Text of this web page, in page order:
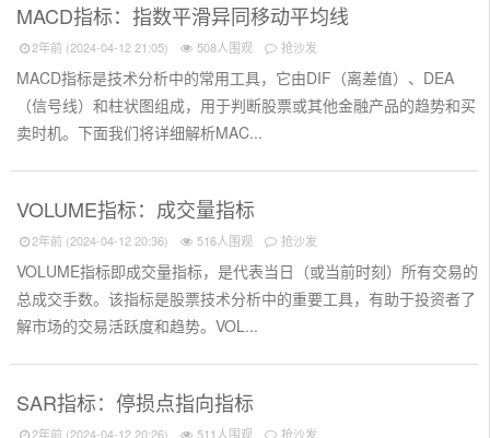
MACD指标：指数平滑异同移动平均线
2年前 (2024-04-12 21:05) 508人围观 抢沙发
MACD指标是技术分析中的常用工具，它由DIF（离差值）、DEA
（信号线）和柱状图组成，用于判断股票或其他金融产品的趋势和买
卖时机。下面我们将详细解析MAC...
VOLUME指标：成交量指标
2年前 (2024-04-12 20:36) 516人围观 抢沙发
VOLUME指标即成交量指标，是代表当日（或当前时刻）所有交易的
总成交手数。该指标是股票技术分析中的重要工具，有助于投资者了
解市场的交易活跃度和趋势。VOL...
SAR指标：停损点指向指标
2年前 (2024-04-12 20:26) 511人围观 抢沙发